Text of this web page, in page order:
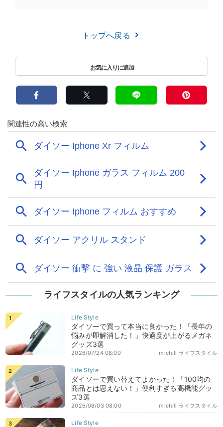
トップへ戻る
ライフスタイルの人気ランキング
ダイソーで買って本当に良かった！「長年の
悩みが即解消した！」快適度が上がるメガネ
グッズ3選
michill ライフスタイル
2026/07/24 08:00
ダイソーで買い替えてよかった！「100均の
商品とは思えない！」便利すぎる高機能グッ
ズ3選
michill ライフスタイル
2026/08/03 08:00